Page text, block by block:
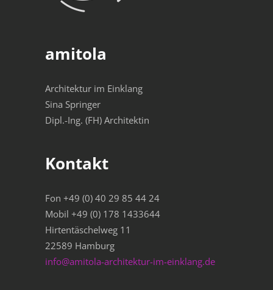
amitola
Architektur im Einklang
Sina Springer
Dipl.-Ing. (FH) Architektin
Kontakt
Fon +49 (0) 40 29 85 44 24
Mobil +49 (0) 178 1433644
Hirtentäschelweg 11
22589 Hamburg
info@amitola-architektur-im-einklang.de